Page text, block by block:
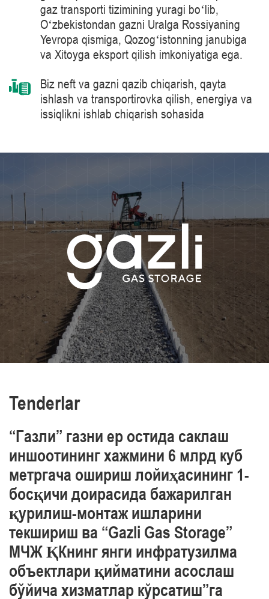
gaz transporti tizimining yuragi boʻlib,
Oʻzbekistondan gazni Uralga Rossiyaning
Yevropa qismiga, Qozogʻistonning janubiga
va Xitoyga eksport qilish imkoniyatiga ega.
Biz neft va gazni qazib chiqarish, qayta
ishlash va transportirovka qilish, energiya va
issiqlikni ishlab chiqarish sohasida
MVt quvvatga ega bo‘lgan gaz haydash
agregatlari kabi tabiiy gazni tayyorlash va
tashish jarayonlarida ilg‘or texnologiyalarni
qo‘llaymiz.
Bilimlar darajasini muntazam oshirib boramiz
va sanoat xavfsizligi, mehnat va atrof-muhit
muhofazasini ta’minlaymiz
O‘z xodimlarimizning professionalizmini yuqori
darajasi bilan ajralib turamiz
Tenderlar
“Газли” газни ер остида саклаш
иншоотининг хажмини 6 млрд куб
метргача ошириш лойиҳасининг 1-
босқичи доирасида бажарилган
қурилиш-монтаж ишларини
текшириш ва “Gazli Gas Storage”
МЧЖ ҚКнинг янги инфратузилма
объектлари қийматини асослаш
бўйича хизматлар кўрсатиш”га